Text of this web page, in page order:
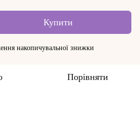
Купити
накопичувальної знижки
Порівняти